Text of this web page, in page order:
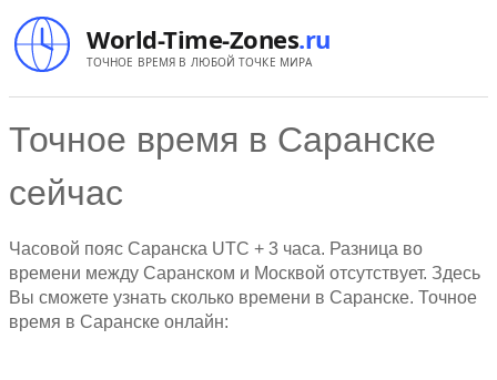
World-Time-Zones.ru
ТОЧНОЕ ВРЕМЯ В ЛЮБОЙ ТОЧКЕ МИРА
Точное время в Саранске
сейчас
Часовой пояс Саранска UTC + 3 часа. Разница во
времени между Саранском и Москвой отсутствует. Здесь
Вы сможете узнать сколько времени в Саранске. Точное
время в Саранске онлайн: